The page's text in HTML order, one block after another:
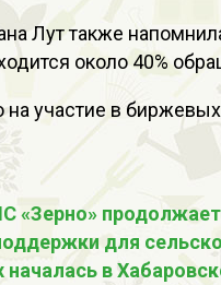
Лут также
около 40%
участие в биржевых
«Зерно»
для
в